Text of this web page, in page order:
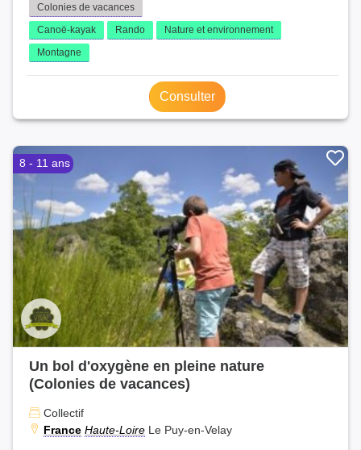
Colonies de vacances
Canoë-kayak
Rando
Nature et environnement
Montagne
Consulter
8 - 11 ans
Un bol d'oxygène en pleine nature
(Colonies de vacances)
Collectif
France Haute-Loire Le Puy-en-Velay